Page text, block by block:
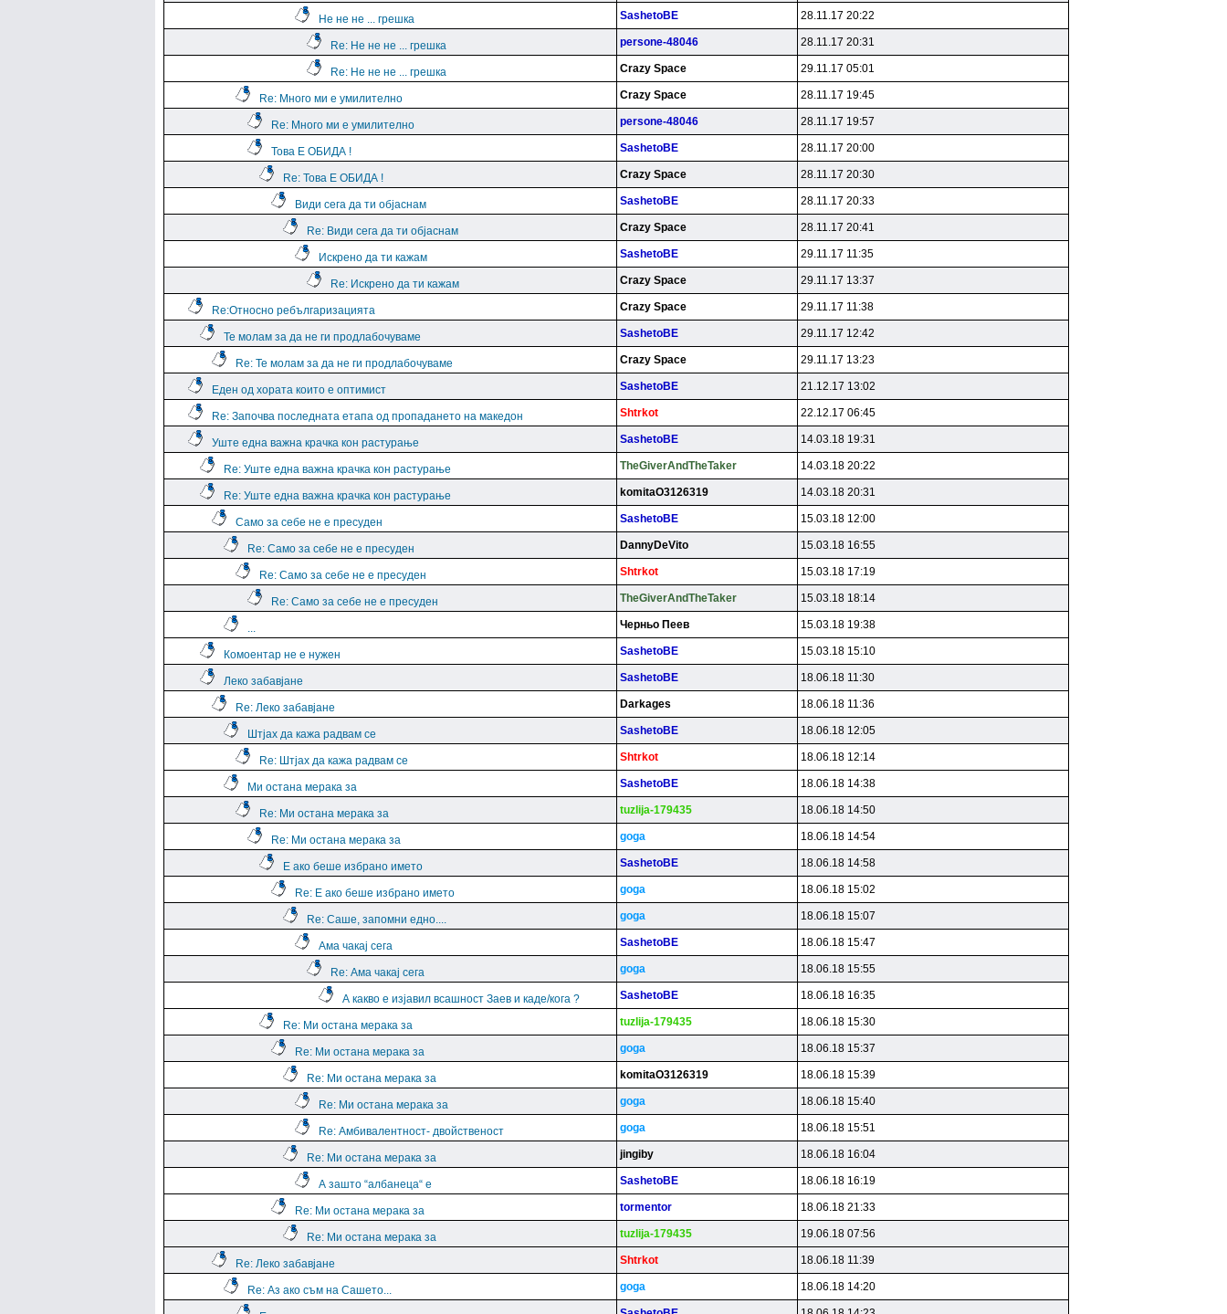
Не не не ... грешка SashetoBE 28.11.17 20:22
Re: Не не не ... грешка persone-48046 28.11.17 20:31
Re: Не не не ... грешка Crazy Space 29.11.17 05:01
Re: Много ми е умилително Crazy Space 28.11.17 19:45
Re: Много ми е умилително persone-48046 28.11.17 19:57
Това Е ОБИДА ! SashetoBE 28.11.17 20:00
Re: Това Е ОБИДА ! Crazy Space 28.11.17 20:30
Види сега да ти објаснам SashetoBE 28.11.17 20:33
Re: Види сега да ти објаснам Crazy Space 28.11.17 20:41
Искрено да ти кажам SashetoBE 29.11.17 11:35
Re: Искрено да ти кажам Crazy Space 29.11.17 13:37
Re:Относно ребългаризацията Crazy Space 29.11.17 11:38
Те молам за да не ги продлабочуваме SashetoBE 29.11.17 12:42
Re: Те молам за да не ги продлабочуваме Crazy Space 29.11.17 13:23
Еден од хората които е оптимист SashetoBE 21.12.17 13:02
Re: Започва последната етапа од пропадането на македон Shtrkot 22.12.17 06:45
Уште една важна крачка кон растурање SashetoBE 14.03.18 19:31
Re: Уште една важна крачка кон растурање TheGiverAndTheTaker 14.03.18 20:22
Re: Уште една важна крачка кон растурање komitaO3126319 14.03.18 20:31
Само за себе не е пресуден SashetoBE 15.03.18 12:00
Re: Само за себе не е пресуден DannyDeVito 15.03.18 16:55
Re: Само за себе не е пресуден Shtrkot 15.03.18 17:19
Re: Само за себе не е пресуден TheGiverAndTheTaker 15.03.18 18:14
... Чepньo Пeeв 15.03.18 19:38
Комоентар не е нужен SashetoBE 15.03.18 15:10
Леко забавјане SashetoBE 18.06.18 11:30
Re: Леко забавјане Darkages 18.06.18 11:36
Штјах да кажа радвам се SashetoBE 18.06.18 12:05
Re: Штјах да кажа радвам се Shtrkot 18.06.18 12:14
Ми остана мерака за SashetoBE 18.06.18 14:38
Re: Ми остана мерака за tuzlija-179435 18.06.18 14:50
Re: Ми остана мерака за goga 18.06.18 14:54
Е ако беше избрано името SashetoBE 18.06.18 14:58
Re: Е ако беше избрано името goga 18.06.18 15:02
Re: Саше, запомни едно.... goga 18.06.18 15:07
Ама чакај сега SashetoBE 18.06.18 15:47
Re: Ама чакај сега goga 18.06.18 15:55
А какво е изјавил всашност Заев и каде/кога ? SashetoBE 18.06.18 16:35
Re: Ми остана мерака за tuzlija-179435 18.06.18 15:30
Re: Ми остана мерака за goga 18.06.18 15:37
Re: Ми остана мерака за komitaO3126319 18.06.18 15:39
Re: Ми остана мерака за goga 18.06.18 15:40
Re: Амбивалентност- двойственост goga 18.06.18 15:51
Re: Ми остана мерака за jingiby 18.06.18 16:04
А зашто “албанеца“ е SashetoBE 18.06.18 16:19
Re: Ми остана мерака за tormentor 18.06.18 21:33
Re: Ми остана мерака за tuzlija-179435 19.06.18 07:56
Re: Леко забавјане Shtrkot 18.06.18 11:39
Re: Аз ако съм на Сашето... goga 18.06.18 14:20